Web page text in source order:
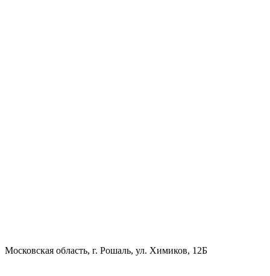
Московская область, г. Рошаль, ул. Химиков, 12Б